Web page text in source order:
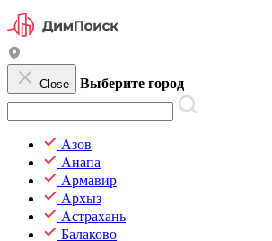
Close Выберите город
Азов
Анапа
Армавир
Архыз
Астрахань
Балаково